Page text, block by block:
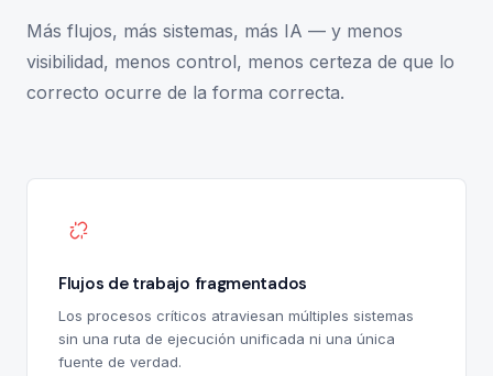
Más flujos, más sistemas, más IA — y menos
visibilidad, menos control, menos certeza de que lo
correcto ocurre de la forma correcta.
Flujos de trabajo fragmentados
Los procesos críticos atraviesan múltiples sistemas
sin una ruta de ejecución unificada ni una única
fuente de verdad.